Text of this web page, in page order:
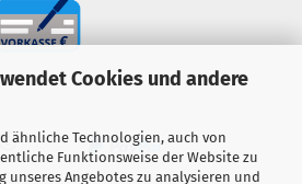
Cookies und andere
ähnliche Technologien, auch von
Funktionsweise der Website zu
unseres Angebotes zu analysieren und